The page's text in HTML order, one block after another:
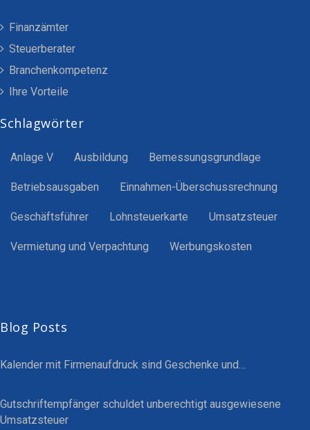
Finanzämter
Steuerberater
Branchenkompetenz
Ihre Vorteile
Schlagwörter
Anlage V Ausbildung Bemessungsgrundlage
Betriebsausgaben Einnahmen-Überschussrechnung
Geschäftsführer Lohnsteuerkarte Umsatzsteuer
Vermietung und Verpachtung Werbungskosten
Blog Posts
Kalender mit Firmenaufdruck sind Geschenke und…
Gutschriftempfänger schuldet unberechtigt ausgewiesene
Umsatzsteuer